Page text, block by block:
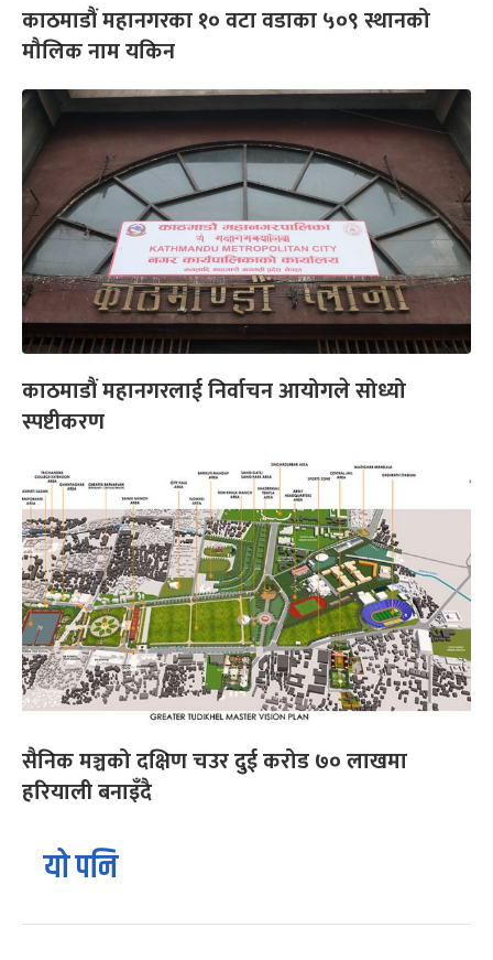
काठमाडौं महानगरका १० वटा वडाका ५०९ स्थानको
मौलिक नाम यकिन
काठमाडौं महानगरलाई निर्वाचन आयोगले सोध्यो
स्पष्टीकरण
सैनिक मञ्चको दक्षिण चउर दुई करोड ७० लाखमा
हरियाली बनाइँदै
यो पनि